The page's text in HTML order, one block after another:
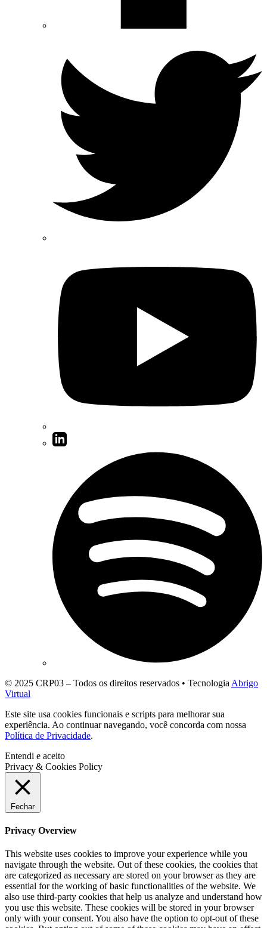
© 2025 CRP03 – Todos os direitos reservados • Tecnologia Abrigo
Virtual
Este site usa cookies funcionais e scripts para melhorar sua
experiência. Ao continuar navegando, você concorda com nossa
Política de Privacidade.
Entendi e aceito
Privacy & Cookies Policy
Fechar
Privacy Overview
This website uses cookies to improve your experience while you
navigate through the website. Out of these cookies, the cookies that
are categorized as necessary are stored on your browser as they are
essential for the working of basic functionalities of the website. We
also use third-party cookies that help us analyze and understand how
you use this website. These cookies will be stored in your browser
only with your consent. You also have the option to opt-out of these